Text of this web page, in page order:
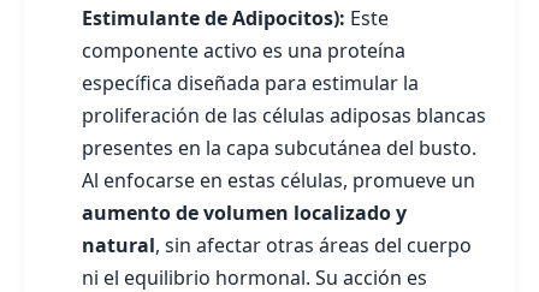
Estimulante de Adipocitos): Este
componente activo es una proteína
específica diseñada para estimular la
proliferación de las células adiposas blancas
presentes en la capa subcutánea del busto.
Al enfocarse en estas células, promueve un
aumento de volumen localizado y
natural, sin afectar otras áreas del cuerpo
ni el equilibrio hormonal. Su acción es